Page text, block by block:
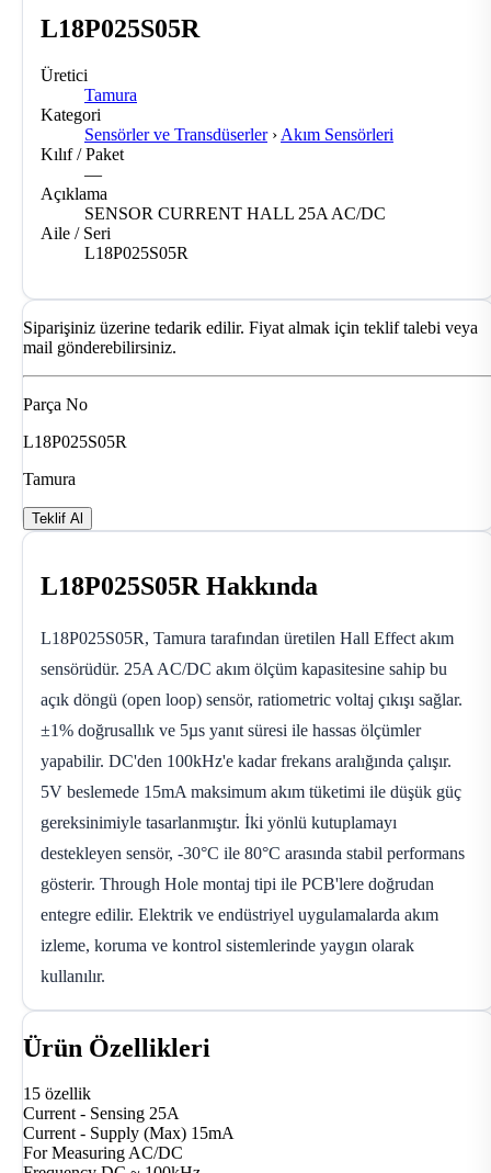
L18P025S05R
Üretici
Tamura
Kategori
Sensörler ve Transdüserler › Akım Sensörleri
Kılıf / Paket
—
Açıklama
SENSOR CURRENT HALL 25A AC/DC
Aile / Seri
L18P025S05R
Siparişiniz üzerine tedarik edilir. Fiyat almak için teklif talebi veya
mail gönderebilirsiniz.
Parça No
L18P025S05R
Tamura
Teklif Al
L18P025S05R Hakkında
L18P025S05R, Tamura tarafından üretilen Hall Effect akım
sensörüdür. 25A AC/DC akım ölçüm kapasitesine sahip bu
açık döngü (open loop) sensör, ratiometric voltaj çıkışı sağlar.
±1% doğrusallık ve 5µs yanıt süresi ile hassas ölçümler
yapabilir. DC'den 100kHz'e kadar frekans aralığında çalışır.
5V beslemede 15mA maksimum akım tüketimi ile düşük güç
gereksinimiyle tasarlanmıştır. İki yönlü kutuplamayı
destekleyen sensör, -30°C ile 80°C arasında stabil performans
gösterir. Through Hole montaj tipi ile PCB'lere doğrudan
entegre edilir. Elektrik ve endüstriyel uygulamalarda akım
izleme, koruma ve kontrol sistemlerinde yaygın olarak
kullanılır.
Ürün Özellikleri
15 özellik
Current - Sensing 25A
Current - Supply (Max) 15mA
For MeasuringAC/DC